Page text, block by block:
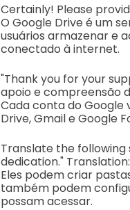
Certainly! Please
O Google Drive é um
usuários armazenar e
conectado à internet.
"Thank you for your
apoio e compreensão
Cada conta do Google
Drive, Gmail e Google
Translate the
dedication."
Eles podem criar
também podem
possam acessar.